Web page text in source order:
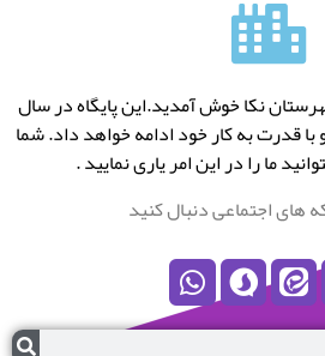
نکا خوش آمدید.این پایگاه در سال
و با قدرت به کار خود ادامه خواهد داد. شما
ما را در این امر یاری نمایید .
های اجتماعی دنبال کنید